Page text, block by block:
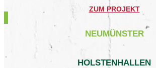
ZUM PROJEKT
NEUMÜNSTER
HOLSTENHALLEN